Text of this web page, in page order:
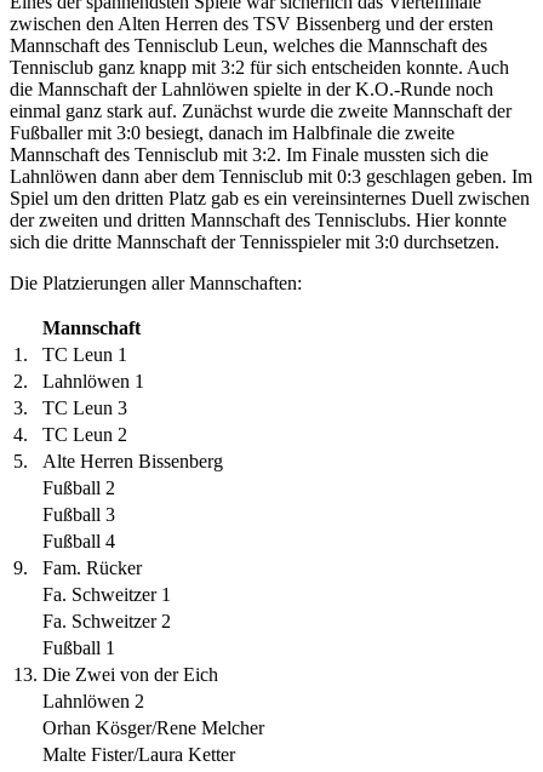
zwischen den Alten Herren des TSV Bissenberg und der ersten
Mannschaft des Tennisclub Leun, welches die Mannschaft des
Tennisclub ganz knapp mit 3:2 für sich entscheiden konnte. Auch
die Mannschaft der Lahnlöwen spielte in der K.O.-Runde noch
einmal ganz stark auf. Zunächst wurde die zweite Mannschaft der
Fußballer mit 3:0 besiegt, danach im Halbfinale die zweite
Mannschaft des Tennisclub mit 3:2. Im Finale mussten sich die
Lahnlöwen dann aber dem Tennisclub mit 0:3 geschlagen geben. Im
Spiel um den dritten Platz gab es ein vereinsinternes Duell zwischen
der zweiten und dritten Mannschaft des Tennisclubs. Hier konnte
sich die dritte Mannschaft der Tennisspieler mit 3:0 durchsetzen.
Die Platzierungen aller Mannschaften:
Mannschaft
1.
TC Leun 1
2.
Lahnlöwen 1
3.
TC Leun 3
4.
TC Leun 2
5.
Alte Herren Bissenberg
Fußball 2
Fußball 3
Fußball 4
9.
Fam. Rücker
Fa. Schweitzer 1
Fa. Schweitzer 2
Fußball 1
13. Die Zwei von der Eich
Lahnlöwen 2
Orhan Kösger/Rene Melcher
Malte Fister/Laura Ketter